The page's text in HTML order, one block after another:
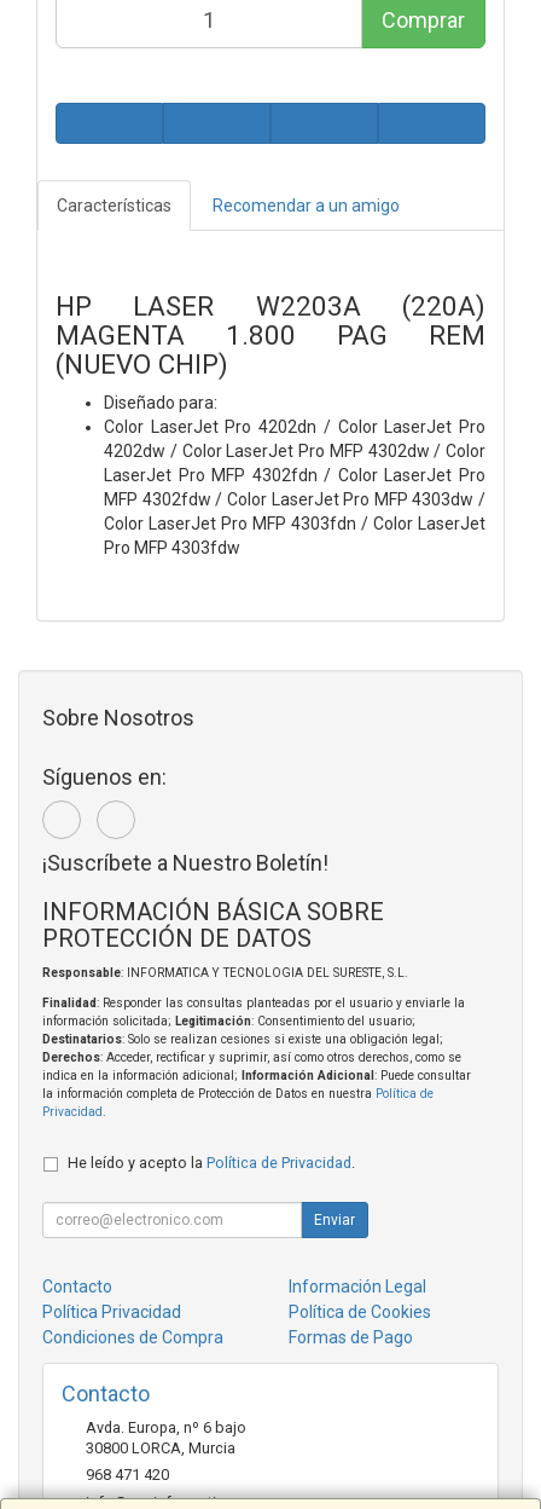
Comprar
Características Recomendar a un amigo
HP LASER W2203A (220A)
MAGENTA 1.800 PAG REM
(NUEVO CHIP)
Diseñado para:
Color LaserJet Pro 4202dn / Color LaserJet Pro
4202dw / Color LaserJet Pro MFP 4302dw / Color
LaserJet Pro MFP 4302fdn / Color LaserJet Pro
MFP 4302fdw / Color LaserJet Pro MFP 4303dw /
Color LaserJet Pro MFP 4303fdn / Color LaserJet
Pro MFP 4303fdw
Sobre Nosotros
Síguenos en:
¡Suscríbete a Nuestro Boletín!
INFORMACIÓN BÁSICA SOBRE
PROTECCIÓN DE DATOS
Responsable: INFORMATICA Y TECNOLOGIA DEL SURESTE, S.L.
Finalidad: Responder las consultas planteadas por el usuario y enviarle la
información solicitada; Legitimación: Consentimiento del usuario;
Destinatarios: Solo se realizan cesiones si existe una obligación legal;
Derechos: Acceder, rectificar y suprimir, así como otros derechos, como se
indica en la información adicional;
Información Adicional : Puede consultar
la información completa de Protección de Datos en nuestra Política de
Privacidad
He leído y acepto la Política de Privacidad
Enviar
Contacto
Información Legal
Política Privacidad
Política de Cookies
Condiciones de Compra
Formas de Pago
Contacto
Avda. Europa, nº 6 bajo
30800 LORCA Murcia
968 471 420
info@ccainformatica.es